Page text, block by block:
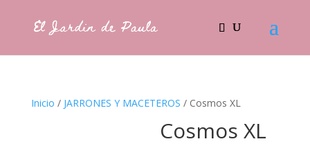
Inicio / JARRONES Y MACETEROS / Cosmos XL
Cosmos XL